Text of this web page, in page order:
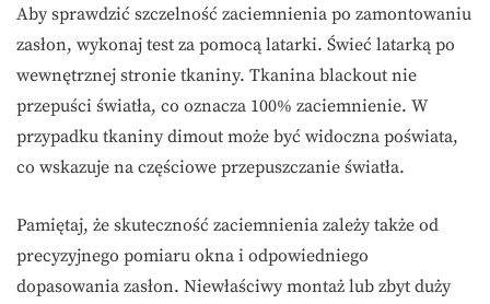
Aby sprawdzić szczelność zaciemnienia po zamontowaniu
zasłon, wykonaj test za pomocą latarki. Świeć latarką po
wewnętrznej stronie tkaniny. Tkanina blackout nie
przepuści światła, co oznacza 100% zaciemnienie. W
przypadku tkaniny dimout może być widoczna poświata,
co wskazuje na częściowe przepuszczanie światła.
Pamiętaj, że skuteczność zaciemnienia zależy także od
precyzyjnego pomiaru okna i odpowiedniego
dopasowania zasłon. Niewłaściwy montaż lub zbyt duży